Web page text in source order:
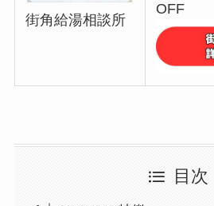
街角給湯相談所
OFF
目次